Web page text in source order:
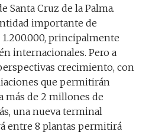
Santa Cruz de la Palma.
importante de
principalmente
internacionales. Pero a
crecimiento, con
que permitirán
más de 2 millones de
una nueva terminal
entre 8 plantas permitirá